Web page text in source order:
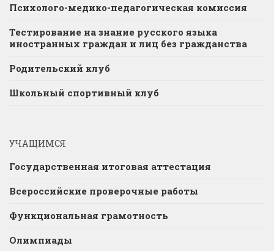
Психолого-медико-педагогическая комиссия
Тестирование на знание русского языка
иностранных граждан и лиц без гражданства
Родительский клуб
Школьный спортивный клуб
УЧАЩИМСЯ
Государственная итоговая аттестация
Всероссийские проверочные работы
Функциональная грамотность
Олимпиады